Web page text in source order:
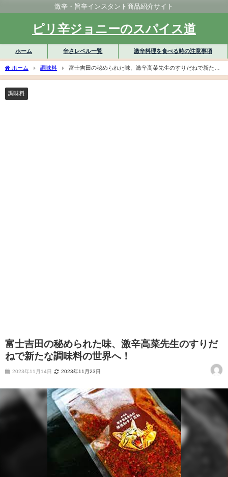
激辛・旨辛インスタント商品紹介サイト
ピリ辛ジョニーのスパイス道
ホーム 辛さレベル一覧 激辛料理を食べる時の注意事項
ホーム 調味料
富士吉田の秘められた味、激辛高菜先生のすりだねで新たな
調味料の世界へ！
調味料
富士吉田の秘められた味、激辛高菜先生のすりだ
ねで新たな調味料の世界へ！
2023年11月14日 2023年11月23日